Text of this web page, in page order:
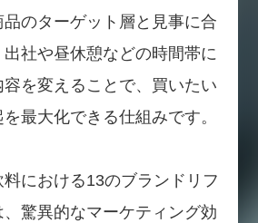
のターゲット層と見事に合
社や昼休憩などの時間帯に
を変えることで、買いたい
最大化できる仕組みです。
における13のブランドリフ
、驚異的なマーケティング効